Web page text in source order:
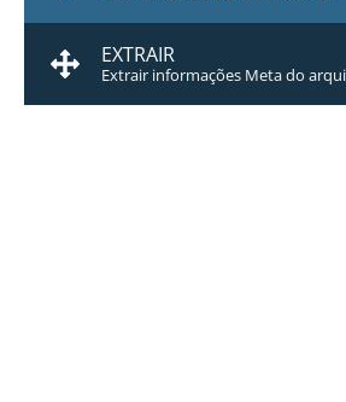
EXTRAIR
Extrair informações Meta do